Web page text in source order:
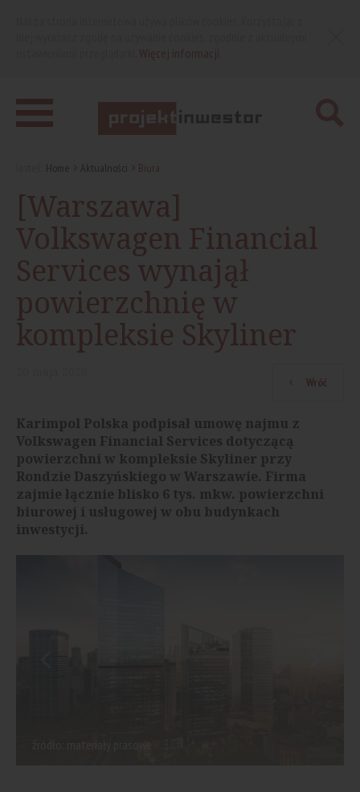
Home Aktualności Biura
[Warszawa]
Volkswagen Financial
Services wynajął
powierzchnię w
kompleksie Skyliner
Wróć
Karimpol Polska podpisał umowę najmu z
Volkswagen Financial Services dotyczącą
powierzchni w kompleksie Skyliner przy
Rondzie Daszyńskiego w Warszawie. Firma
zajmie łącznie blisko 6 tys. mkw. powierzchni
biurowej i usługowej w obu budynkach
inwestycji.